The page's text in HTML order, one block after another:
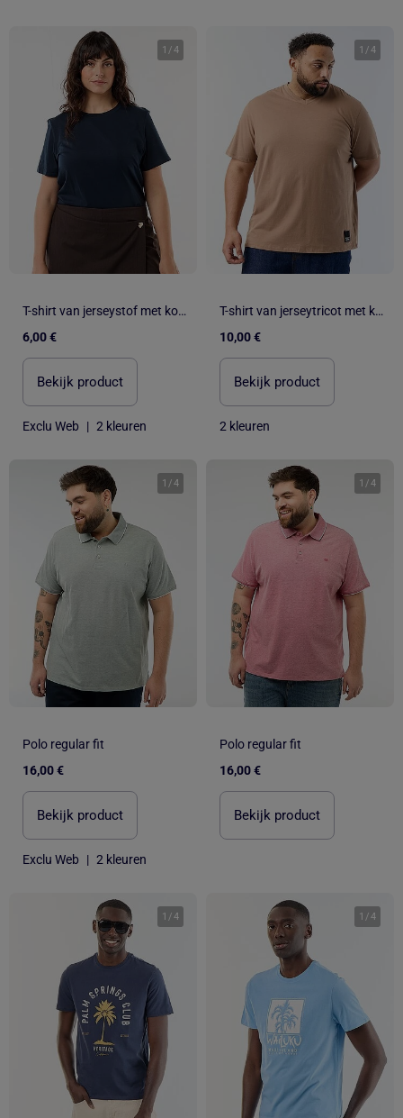
1 /4
T-shirt van jerseystof met korte mouwen
6,00 €
Bekijk product
Exclu Web | 2 kleuren
1 /4
T-shirt van jerseytricot met korte mouwen
10,00 €
Bekijk product
2 kleuren
1 /4
Polo regular fit
16,00 €
Bekijk product
Exclu Web | 2 kleuren
1 /4
Polo regular fit
16,00 €
Bekijk product
1 /4 1 /4